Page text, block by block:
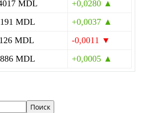
MDL
+0,0280 ▲
MDL
+0,0037 ▲
MDL
-0,0011 ▼
MDL +0,0005 ▲
Поиск